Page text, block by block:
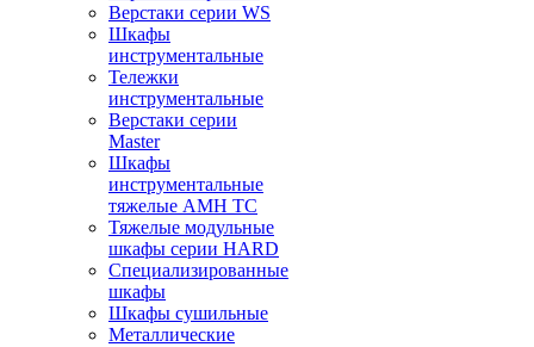
Верстаки серии WS
Шкафы
инструментальные
Тележки
инструментальные
Верстаки серии
Master
Шкафы
инструментальные
тяжелые AMH TC
Тяжелые модульные
шкафы серии HARD
Cпециализированные
шкафы
Шкафы сушильные
Металлические